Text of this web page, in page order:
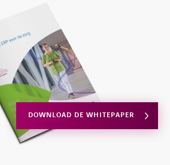
DOWNLOAD DE WHITEPAPER